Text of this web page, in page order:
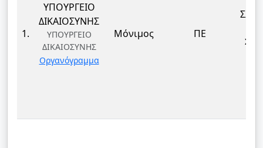
1.
ΥΠΟΥΡΓΕΙΟ
ΔΙΚΑΙΟΣΥΝΗΣ
ΥΠΟΥΡΓΕΙΟ
ΔΙΚΑΙΟΣΥΝΗΣ
Οργανόγραμμα
Μόνιμος ΠΕ